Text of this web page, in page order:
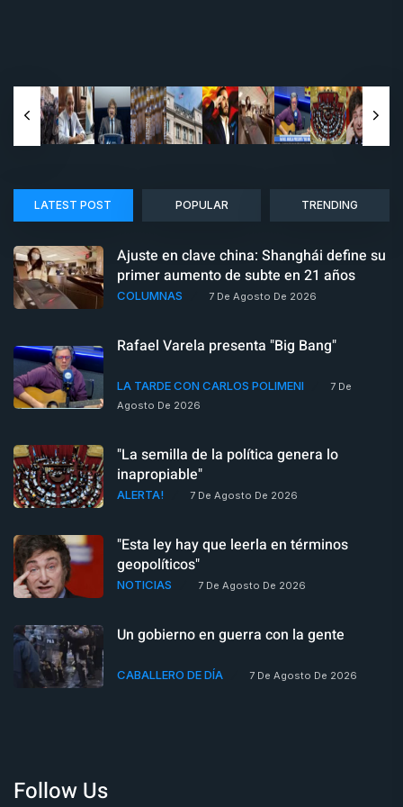
LATEST POST POPULAR TRENDING
Ajuste en clave china: Shanghái define su
primer aumento de subte en 21 años
COLUMNAS 7 De Agosto De 2026
Rafael Varela presenta "Big Bang"
LA TARDE CON CARLOS POLIMENI
7 De
Agosto De 2026
"La semilla de la política genera lo
inapropiable"
ALERTA! 7 De Agosto De 2026
"Esta ley hay que leerla en términos
geopolíticos"
NOTICIAS 7 De Agosto De 2026
Un gobierno en guerra con la gente
CABALLERO DE DÍA 7 De Agosto De 2026
Follow Us